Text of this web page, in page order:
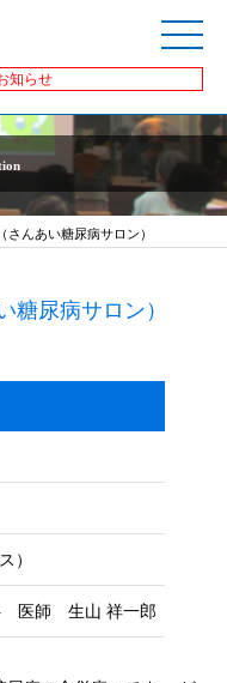
知らせ
さんあい糖尿病サロン）
糖尿病サロン）
）
医師 生山 祥一郎